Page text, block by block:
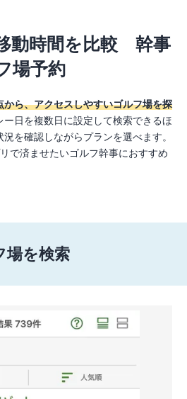
動時間を比較 幹事
場予約
ら、アクセスしやすいゴルフ場を探
ー日を複数日に設定して検索できるほ
を確認しながらプランを選べます。
で済ませたいゴルフ幹事におすすめ
場を検索